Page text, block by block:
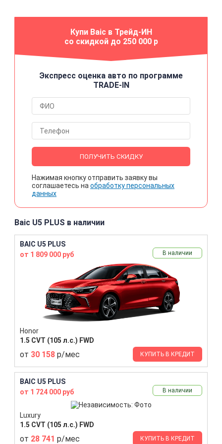
Купи Baic в Трейд-ИН
со скидкой до 250 000 р
Экспресс оценка авто по программе
TRADE-IN
ПОЛУЧИТЬ СКИДКУ
Нажимая кнопку отправить заявку вы
соглашаетесь на обработку персональных
данных
Baic U5 PLUS в наличии
BAIC U5 PLUS
от 1 809 000 руб
В наличии
Honor
1.5 CVT (105 л.с.) FWD
от 30 158 р/мес КУПИТЬ В КРЕДИТ
BAIC U5 PLUS
от 1 724 000 руб
В наличии
Luxury
1.5 CVT (105 л.с.) FWD
от 28 741 р/мес КУПИТЬ В КРЕДИТ